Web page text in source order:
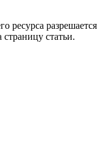
ресурса разрешается
статьи.